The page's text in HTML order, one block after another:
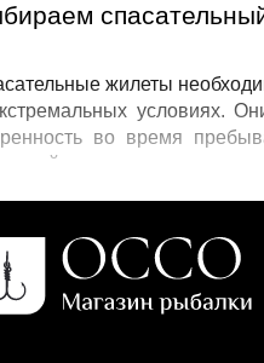
жилеты
условиях.
во время
материалов и
спасательный жилет
застежками.
регулировки, что